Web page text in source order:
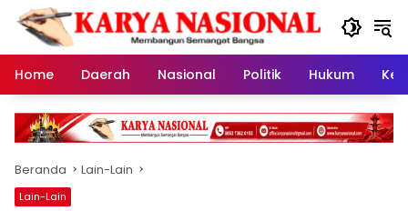
Langsung
konten
Home
Daerah Nasional Politik Hukum
Beranda Lain-Lain
Lain-Lain